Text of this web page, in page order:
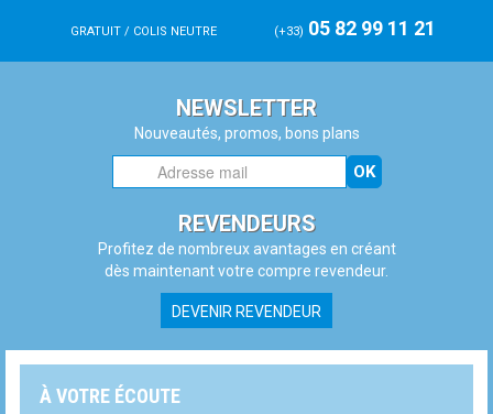
GRATUIT / COLIS NEUTRE (+33) 05 82 99 11 21
NEWSLETTER
Nouveautés, promos, bons plans
OK
REVENDEURS
Profitez de nombreux avantages en créant
dès maintenant votre compre revendeur.
DEVENIR REVENDEUR
À VOTRE ÉCOUTE